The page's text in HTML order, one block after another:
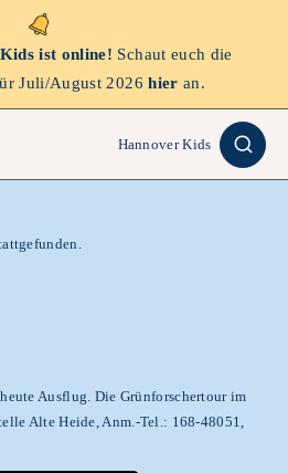
ist online! Schaut euch die
Juli/August 2026hier an.
Ausflug. Die Grünforschertour im
Alte Heide, Anm.-Tel.: 168-48051,